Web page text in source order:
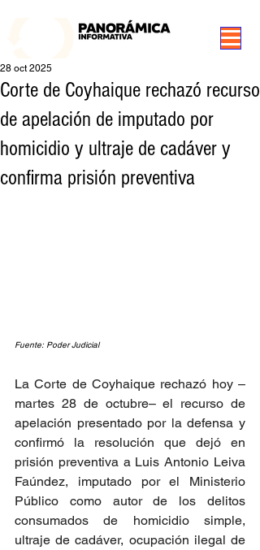
Corte de Coyhaique rechazó recurso
de apelación de imputado por
homicidio y ultraje de cadáver y
confirma prisión preventiva
28 oct 2025
Fuente: Poder Judicial
La Corte de Coyhaique rechazó hoy –
martes 28 de octubre– el recurso de
apelación presentado por la defensa y
confirmó la resolución que dejó en
prisión preventiva a Luis Antonio Leiva
Faúndez, imputado por el Ministerio
Público como autor de los delitos
consumados de homicidio simple,
ultraje de cadáver, ocupación ilegal de